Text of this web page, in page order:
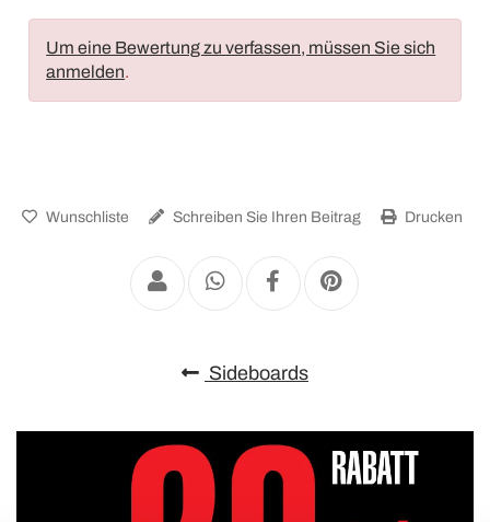
Um eine Bewertung zu verfassen, müssen Sie sich
anmelden.
Wunschliste Schreiben Sie Ihren Beitrag Drucken
Sideboards